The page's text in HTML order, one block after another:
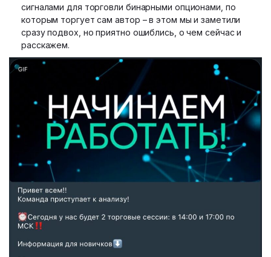
сигналами для торговли бинарными опционами, по
которым торгует сам автор – в этом мы и заметили
сразу подвох, но приятно ошиблись, о чем сейчас и
расскажем.